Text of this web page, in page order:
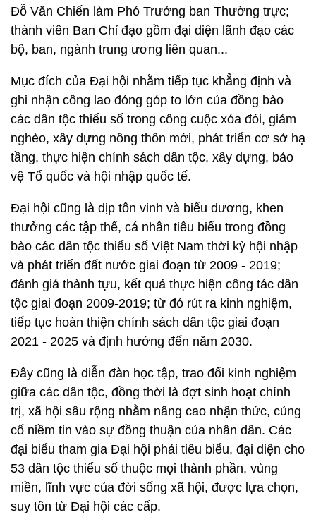
Đỗ Văn Chiến làm Phó Trưởng ban Thường trực;
thành viên Ban Chỉ đạo gồm đại diện lãnh đạo các
bộ, ban, ngành trung ương liên quan...
Mục đích của Đại hội nhằm tiếp tục khẳng định và
ghi nhận công lao đóng góp to lớn của đồng bào
các dân tộc thiểu số trong công cuộc xóa đói, giảm
nghèo, xây dựng nông thôn mới, phát triển cơ sở hạ
tầng, thực hiện chính sách dân tộc, xây dựng, bảo
vệ Tổ quốc và hội nhập quốc tế.
Đại hội cũng là dịp tôn vinh và biểu dương, khen
thưởng các tập thể, cá nhân tiêu biểu trong đồng
bào các dân tộc thiểu số Việt Nam thời kỳ hội nhập
và phát triển đất nước giai đoạn từ 2009 - 2019;
đánh giá thành tựu, kết quả thực hiện công tác dân
tộc giai đoạn 2009-2019; từ đó rút ra kinh nghiệm,
tiếp tục hoàn thiện chính sách dân tộc giai đoạn
2021 - 2025 và định hướng đến năm 2030.
Đây cũng là diễn đàn học tập, trao đổi kinh nghiệm
giữa các dân tộc, đồng thời là đợt sinh hoạt chính
trị, xã hội sâu rộng nhằm nâng cao nhận thức, củng
cố niềm tin vào sự đồng thuận của nhân dân. Các
đại biểu tham gia Đại hội phải tiêu biểu, đại diện cho
53 dân tộc thiểu số thuộc mọi thành phần, vùng
miền, lĩnh vực của đời sống xã hội, được lựa chọn,
suy tôn từ Đại hội các cấp.